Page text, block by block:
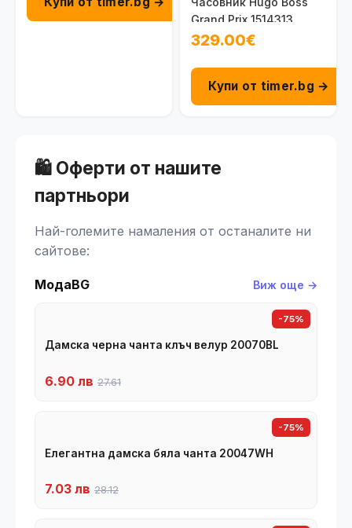
Grand Prix 1514313
329.00€
Купи от timer.bg →
🛍️ Оферти от нашите
партньори
Най-големите намаления от останалите ни
сайтове:
МодаBG Виж още →
-75%
Дамска черна чанта клъч велур 20070BL
6.90 лв 27.61
-75%
Елегантна дамска бяла чанта 20047WH
7.03 лв 28.12